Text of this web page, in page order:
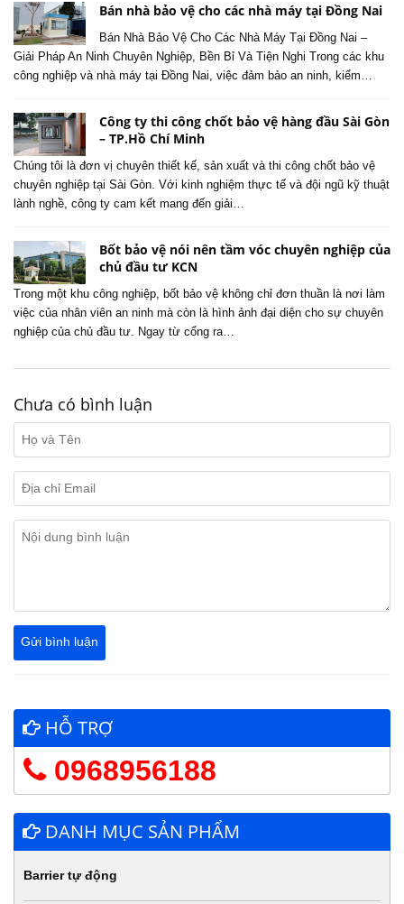
Bán nhà bảo vệ cho các nhà máy tại Đồng Nai
Bán Nhà Bảo Vệ Cho Các Nhà Máy Tại Đồng Nai –
Giải Pháp An Ninh Chuyên Nghiệp, Bền Bỉ Và Tiện Nghi Trong các khu
công nghiệp và nhà máy tại Đồng Nai, việc đảm bảo an ninh, kiểm…
Công ty thi công chốt bảo vệ hàng đầu Sài Gòn
– TP.Hồ Chí Minh
Chúng tôi là đơn vị chuyên thiết kế, sản xuất và thi công chốt bảo vệ
chuyên nghiệp tại Sài Gòn. Với kinh nghiệm thực tế và đội ngũ kỹ thuật
lành nghề, công ty cam kết mang đến giải…
Bốt bảo vệ nói nên tầm vóc chuyên nghiệp của
chủ đầu tư KCN
Trong một khu công nghiệp, bốt bảo vệ không chỉ đơn thuần là nơi làm
việc của nhân viên an ninh mà còn là hình ảnh đại diện cho sự chuyên
nghiệp của chủ đầu tư. Ngay từ cổng ra…
Chưa có bình luận
HỖ TRỢ
0968956188
DANH MỤC SẢN PHẨM
Barrier tự động